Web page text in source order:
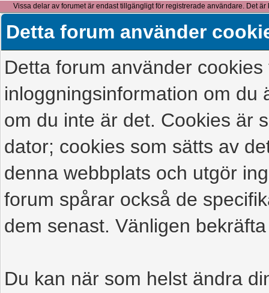
Vissa delar av forumet är endast tillgängligt för registrerade användare. Det
detta meddelande.
Detta forum använder
Detta forum använder
inloggningsinformation om du
om du inte är det. Cookies är
dator; cookies som sätts av
denna webbplats och utgör
forum spårar också de
dem senast. Vänligen
Du kan när som helst ändra